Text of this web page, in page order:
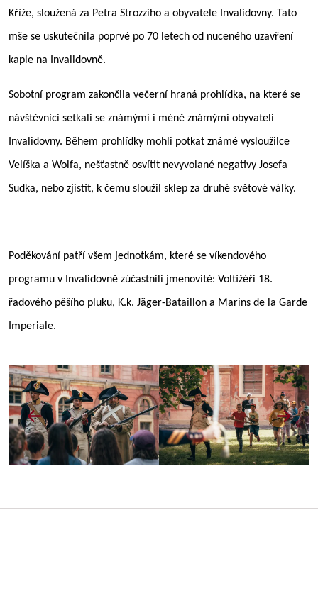
Kříže, sloužená za Petra Strozziho a obyvatele Invalidovny. Tato
mše se uskutečnila poprvé po 70 letech od nuceného uzavření
kaple na Invalidovně.
Sobotní program zakončila večerní hraná prohlídka, na které se
návštěvníci setkali se známými i méně známými obyvateli
Invalidovny. Během prohlídky mohli potkat známé vysloužilce
Velíška a Wolfa, nešťastně osvítit nevyvolané negativy Josefa
Sudka, nebo zjistit, k čemu sloužil sklep za druhé světové války.
Poděkování patří všem jednotkám, které se víkendového
programu v Invalidovně zúčastnili jmenovitě: Voltižéři 18.
řadového pěšího pluku, K.k. Jäger-Bataillon a Marins de la Garde
Imperiale.